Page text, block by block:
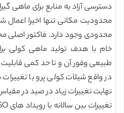
دسترسی آزاد به منابع برای ماهی
محدودیت مکانی تنها اخیرا
محدودی وجود دارد. فاکتور
خام با هدف تولید ماهی کولی
طبیعی وفور آن و تا حد کمی
در واقع شیلات کولی پرو با
نهایت تغییرات زیاد در صید در